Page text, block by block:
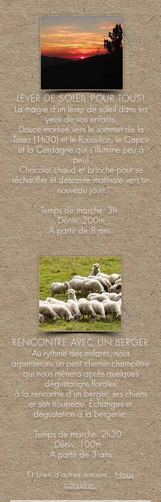
LEVER DE SOLEIL POUR TOUS!
RENCONTRE AVEC UN BERGER
La magie d’un lever de soleil dans les
yeux de vos enfants.
Douce montée vers le sommet de la
Tossa (1h30) et le Roussillon, le Capcir
et la Cerdagne qui s’illumine peu à
peu!
Chocolat chaud et brioche pour se
réchauffer et descente matinale vers un
nouveau jour!
Temps de marche: 3h
Déniv. 200m
A partir de 8 ans
Au rythme des enfants, nous
arpenterons un petit chemin champêtre
qui nous mènera après quelques
dégustations florales
à la rencontre d’un berger, ses chiens
et son troupeau. Échanges et
dégustation à la bergerie.
Temps de marche: 2h30
Déniv. 100m
A partir de 3 ans
Et bien d’autres encore…Nous
consulter.